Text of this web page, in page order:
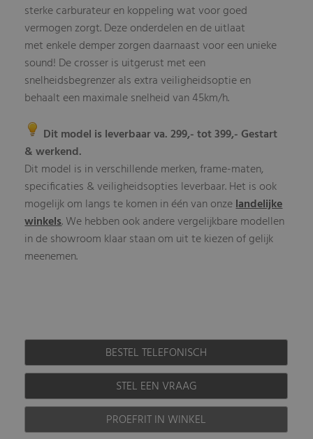
sterke carburateur en koppeling wat voor goed
vermogen zorgt. Deze onderdelen en de uitlaat
met enkele demper zorgen daarnaast voor een unieke
sound! De crosser is uitgerust met een
snelheidsbegrenzer als extra veiligheidsoptie en
behaalt een maximale snelheid van 45km/h.
Dit model is leverbaar va. 299,- tot 399,- Gestart
& werkend.
Dit model is in verschillende merken, frame-maten,
specificaties & veiligheidsopties leverbaar. Het is ook
mogelijk om langs te komen in één van onzelandelijke
winkels. We hebben ook andere vergelijkbare modellen
in de showroom klaar staan om uit te kiezen of gelijk
meenemen.
BESTEL TELEFONISCH
STEL EEN VRAAG
PROEFRIT IN WINKEL